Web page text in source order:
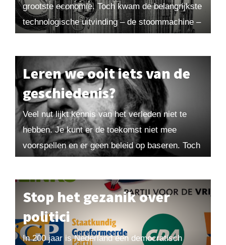
grootste economie. Toch kwam de belangrijkste
technologische uitvinding – de stoommachine –
Leren we ooit iets van de
geschiedenis?
Veel nut lijkt kennis van het verleden niet te
hebben. Je kunt er de toekomst niet mee
voorspellen en er geen beleid op baseren. Toch
Stop het gezanik over
politici
In 200 jaar is Nederland een democratisch